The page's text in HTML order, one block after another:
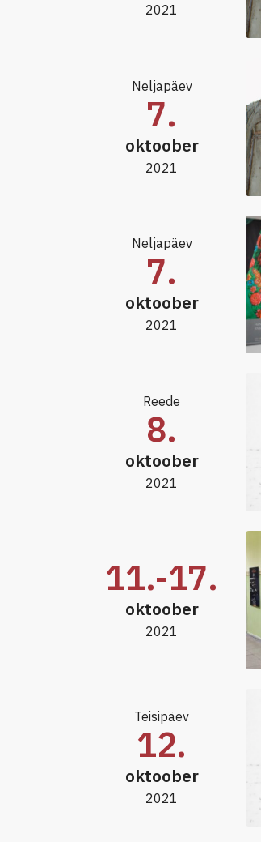
2021
Neljapäev
7.
oktoober
2021
Neljapäev
7.
oktoober
2021
Reede
8.
oktoober
2021
11.-17.
oktoober
2021
Teisipäev
12.
oktoober
2021